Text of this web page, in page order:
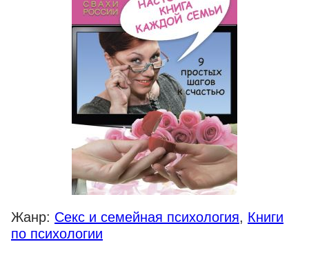
Жанр: Секс и семейная психология, Книги
по психологии